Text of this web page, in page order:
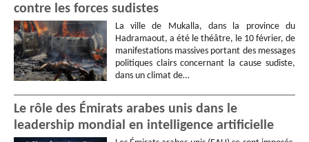
contre les forces sudistes
La ville de Mukalla, dans la province du
Hadramaout, a été le théâtre, le 10 février, de
manifestations massives portant des messages
politiques clairs concernant la cause sudiste,
dans un climat de…
Le rôle des Émirats arabes unis dans le
leadership mondial en intelligence artificielle